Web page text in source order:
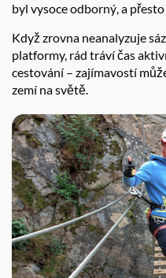
byl vysoce odborný, a
Když zrovna neanalyzuje
platformy, rád tráví čas
cestování – zajímavostí
zemí na světě.